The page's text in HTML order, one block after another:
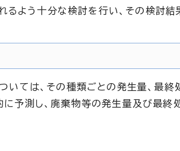
よう十分な検討を行い、その検討結
いては、その種類ごとの発生量、最終
に予測し、廃棄物等の発生量及び最終